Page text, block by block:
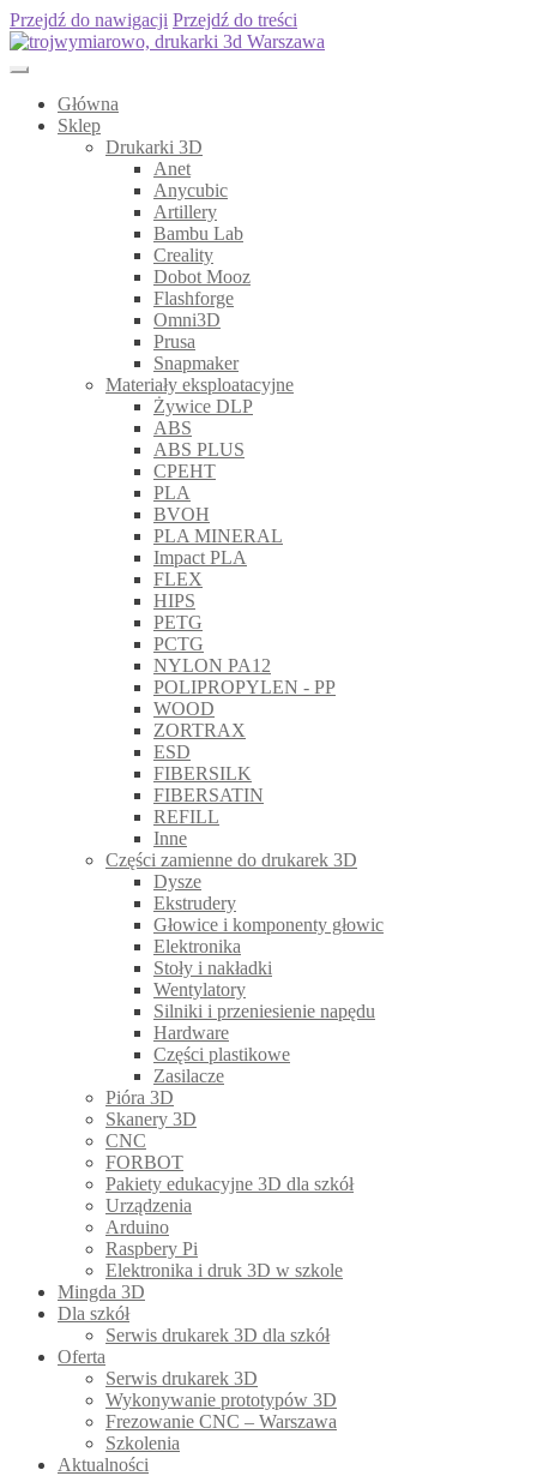
Przejdź do nawigacji Przejdź do treści
Główna
Sklep
Drukarki 3D
Anet
Anycubic
Artillery
Bambu Lab
Creality
Dobot Mooz
Flashforge
Omni3D
Prusa
Snapmaker
Materiały eksploatacyjne
Żywice DLP
ABS
ABS PLUS
CPEHT
PLA
BVOH
PLA MINERAL
Impact PLA
FLEX
HIPS
PETG
PCTG
NYLON PA12
POLIPROPYLEN - PP
WOOD
ZORTRAX
ESD
FIBERSILK
FIBERSATIN
REFILL
Inne
Części zamienne do drukarek 3D
Dysze
Ekstrudery
Głowice i komponenty głowic
Elektronika
Stoły i nakładki
Wentylatory
Silniki i przeniesienie napędu
Hardware
Części plastikowe
Zasilacze
Pióra 3D
Skanery 3D
CNC
FORBOT
Pakiety edukacyjne 3D dla szkół
Urządzenia
Arduino
Raspbery Pi
Elektronika i druk 3D w szkole
Mingda 3D
Dla szkół
Serwis drukarek 3D dla szkół
Oferta
Serwis drukarek 3D
Wykonywanie prototypów 3D
Frezowanie CNC – Warszawa
Szkolenia
Aktualności